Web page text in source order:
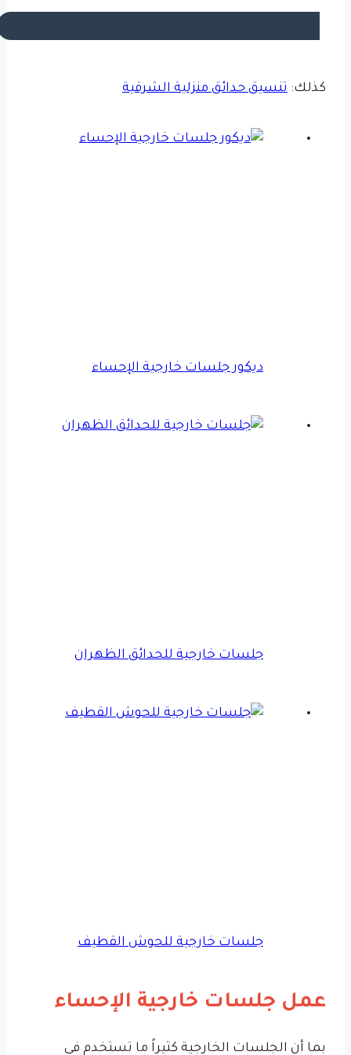
كذلك: تنسيق حدائق منزلية الشرقية
ديكور جلسات خارجية الإحساء
جلسات خارجية للحدائق الظهران
جلسات خارجية للحوش القطيف
عمل جلسات خارجية الإحساء
بما أن الجلسات الخارجية كثيراً ما تستخدم في